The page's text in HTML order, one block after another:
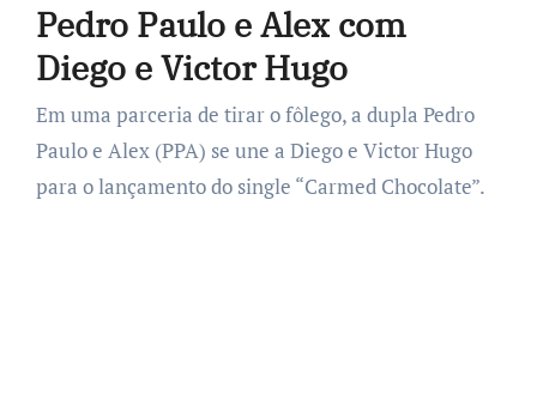
Pedro Paulo e Alex com
Diego e Victor Hugo
Em uma parceria de tirar o fôlego, a dupla Pedro
Paulo e Alex (PPA) se une a Diego e Victor Hugo
para o lançamento do single “Carmed Chocolate”.